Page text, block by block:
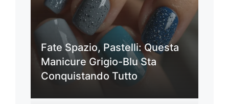
Fate Spazio, Pastelli: Questa
Manicure Grigio-Blu Sta
Conquistando Tutto